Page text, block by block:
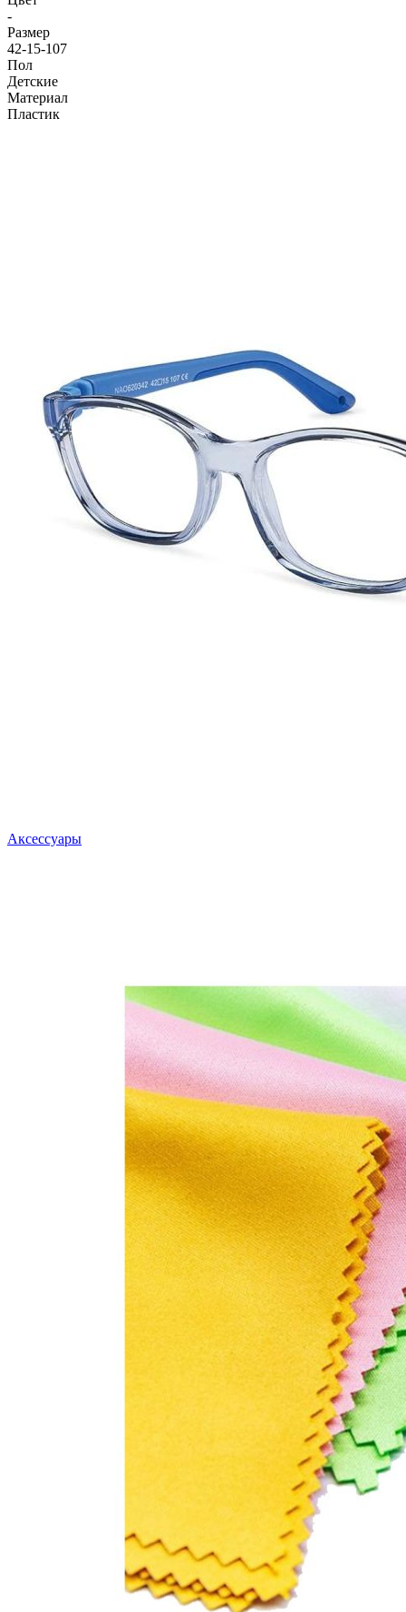
-
Размер
42-15-107
Пол
Детские
Материал
Пластик
Аксессуары